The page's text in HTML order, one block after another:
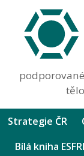
Strategie ČR
Bílá kniha ESFRI